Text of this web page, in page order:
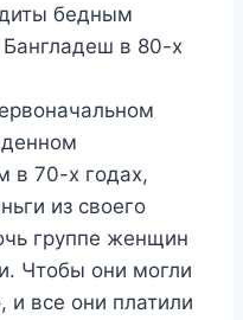
бедным
в 80-х
70-х годах,
из своего
группе женщин
Чтобы они могли
и все они платили